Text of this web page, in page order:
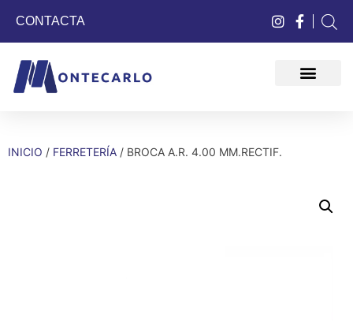
CONTACTA
INICIO / FERRETERÍA / BROCA A.R. 4.00 MM.RECTIF.